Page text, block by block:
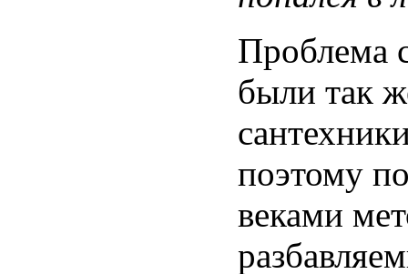
Проблема
были так
поэтому
веками